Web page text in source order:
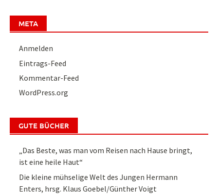
META
Anmelden
Eintrags-Feed
Kommentar-Feed
WordPress.org
GUTE BÜCHER
„Das Beste, was man vom Reisen nach Hause bringt,
ist eine heile Haut“
Die kleine mühselige Welt des Jungen Hermann
Enters, hrsg. Klaus Goebel/Günther Voigt